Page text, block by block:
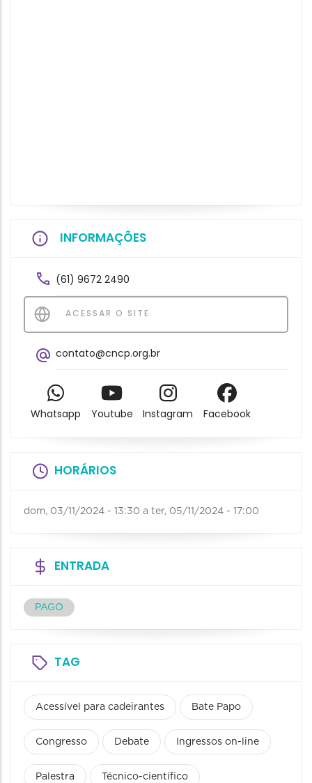
INFORMAÇÕES
(61) 9672 2490
ACESSAR O SITE
contato@cncp.org.br
Whatsapp Youtube Instagram Facebook
HORÁRIOS
dom, 03/11/2024 - 13:30 a ter, 05/11/2024 - 17:00
ENTRADA
PAGO
TAG
Acessível para cadeirantes Bate Papo
Congresso Debate Ingressos on-line
Palestra Técnico-científico